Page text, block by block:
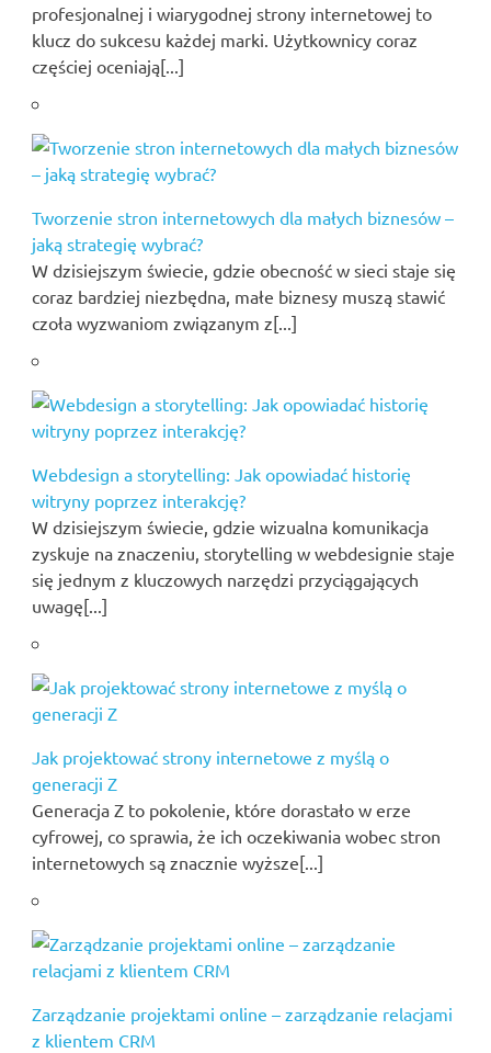
profesjonalnej i wiarygodnej strony internetowej to
klucz do sukcesu każdej marki. Użytkownicy coraz
częściej oceniają[...]
Tworzenie stron internetowych dla małych biznesów –
jaką strategię wybrać?
W dzisiejszym świecie, gdzie obecność w sieci staje się
coraz bardziej niezbędna, małe biznesy muszą stawić
czoła wyzwaniom związanym z[...]
Webdesign a storytelling: Jak opowiadać historię
witryny poprzez interakcję?
W dzisiejszym świecie, gdzie wizualna komunikacja
zyskuje na znaczeniu, storytelling w webdesignie staje
się jednym z kluczowych narzędzi przyciągających
uwagę[...]
Jak projektować strony internetowe z myślą o
generacji Z
Generacja Z to pokolenie, które dorastało w erze
cyfrowej, co sprawia, że ich oczekiwania wobec stron
internetowych są znacznie wyższe[...]
Zarządzanie projektami online – zarządzanie relacjami
z klientem CRM